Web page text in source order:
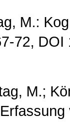
M.:
72,
M.;